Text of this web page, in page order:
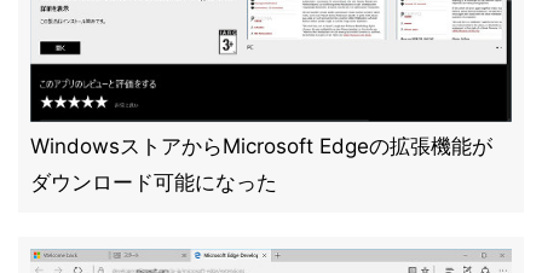
WindowsストアからMicrosoft Edgeの拡張機能が
ダウンロード可能になった